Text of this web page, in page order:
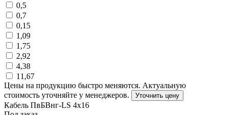
0,5
0,7
0,15
1,09
1,75
2,92
4,38
11,67
Цены на продукцию быстро меняются. Актуальную
стоимость уточняйте у менеджеров.
Уточнить цену
Кабель ПвБВнг-LS 4х16